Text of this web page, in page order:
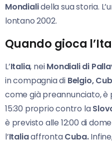
Mondialidella sua storia.
lontano 2002.
Quando gioca
L’Italia, neiMondiali di
in compagnia di Belgio,
come già preannunciato, è
15:30 proprio contro la
è previsto alle 12:00 di
l’ItaliaaffrontaCuba.